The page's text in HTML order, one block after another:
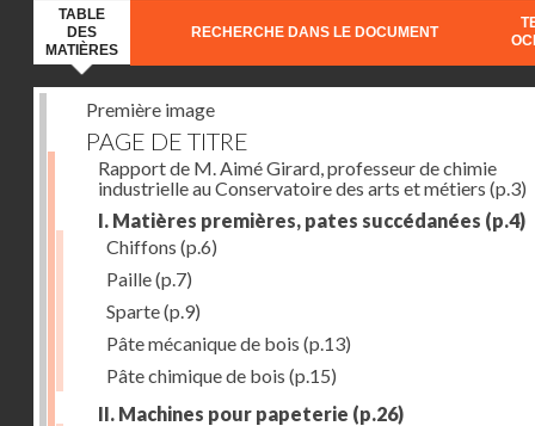
TABLE
DES
MATIÈRES
RECHERCHE DANS LE DOCUMENT
Première image
PAGE DE TITRE
Rapport de M. Aimé Girard, professeur de chimie
industrielle au Conservatoire des arts et métiers (p.3)
I. Matières premières, pates succédanées (p.4)
Chiffons (p.6)
Paille(p.7)
Sparte(p.9)
Pâte mécanique de bois (p.13)
Pâte chimique de bois (p.15)
II. Machines pour papeterie (p.26)